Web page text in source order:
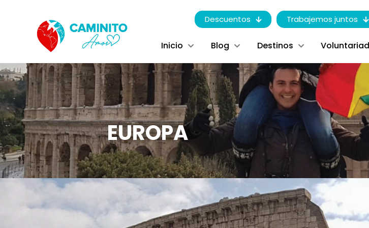
Descuentos Trabajemos juntos
Inicio Blog Destinos
EUROPA